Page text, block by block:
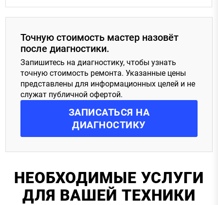
Точную стоимость мастер назовёт
после диагностики.
Запишитесь на диагностику, чтобы узнать
точную стоимость ремонта. Указанные цены
представлены для информационных целей и не
служат публичной офертой.
ЗАПИСАТЬСЯ НА
ДИАГНОСТИКУ
НЕОБХОДИМЫЕ УСЛУГИ
ДЛЯ ВАШЕЙ ТЕХНИКИ